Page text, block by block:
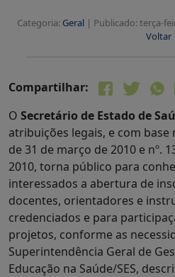
Categoria: Geral | Publicado: terça-
Voltar
Compartilhar:
O Secretário de Estado de
atribuições legais, e com base
de 31 de março de 2010 e nº.
2010, torna público para
interessados a abertura de
docentes, orientadores e
credenciados e para
projetos, conforme as
Superintendência Geral de
Educação na Saúde/SES,